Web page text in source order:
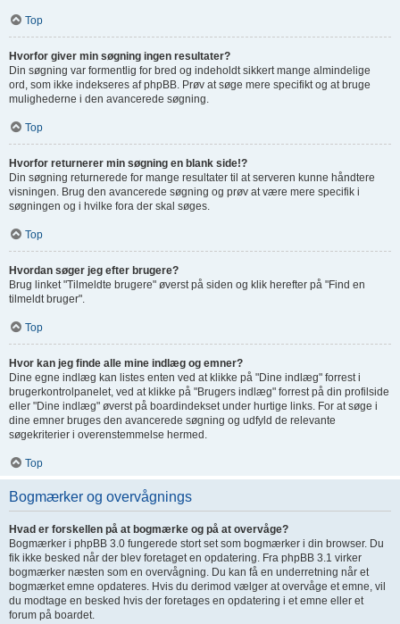
Top
Hvorfor giver min søgning ingen resultater?
Din søgning var formentlig for bred og indeholdt sikkert mange almindelige
ord, som ikke indekseres af phpBB. Prøv at søge mere specifikt og at bruge
mulighederne i den avancerede søgning.
Top
Hvorfor returnerer min søgning en blank side!?
Din søgning returnerede for mange resultater til at serveren kunne håndtere
visningen. Brug den avancerede søgning og prøv at være mere specifik i
søgningen og i hvilke fora der skal søges.
Top
Hvordan søger jeg efter brugere?
Brug linket "Tilmeldte brugere" øverst på siden og klik herefter på "Find en
tilmeldt bruger".
Top
Hvor kan jeg finde alle mine indlæg og emner?
Dine egne indlæg kan listes enten ved at klikke på "Dine indlæg" forrest i
brugerkontrolpanelet, ved at klikke på "Brugers indlæg" forrest på din profilside
eller "Dine indlæg" øverst på boardindekset under hurtige links. For at søge i
dine emner bruges den avancerede søgning og udfyld de relevante
søgekriterier i overenstemmelse hermed.
Top
Bogmærker og overvågnings
Hvad er forskellen på at bogmærke og på at overvåge?
Bogmærker i phpBB 3.0 fungerede stort set som bogmærker i din browser. Du
fik ikke besked når der blev foretaget en opdatering. Fra phpBB 3.1 virker
bogmærker næsten som en overvågning. Du kan få en underretning når et
bogmærket emne opdateres. Hvis du derimod vælger at overvåge et emne, vil
du modtage en besked hvis der foretages en opdatering i et emne eller et
forum på boardet.